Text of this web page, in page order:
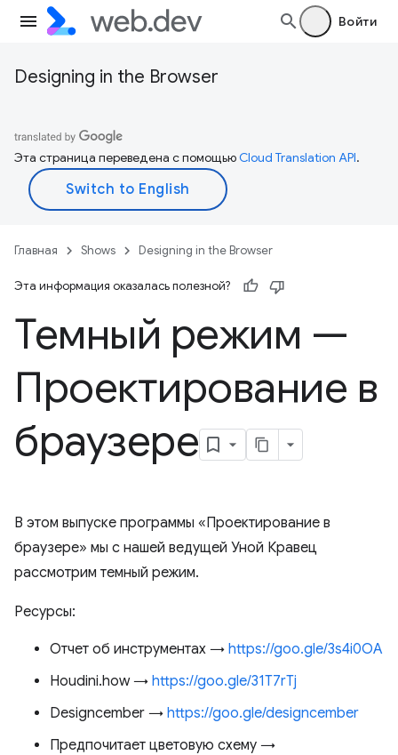
Войти
Designing in the Browser
Эта страница переведена с помощьюCloud Translation API.
Главная Shows Designing in the Browser
Эта информация оказалась полезной?
Темный режим —
Проектирование в
браузере
В этом выпуске программы «Проектирование в
браузере» мы с нашей ведущей Уной Кравец
рассмотрим темный режим.
Ресурсы:
Отчет об инструментах → https://goo.gle/3s4i0OA
Houdini.how → https://goo.gle/31T7rTj
Designcember → https://goo.gle/designcember
Предпочитает цветовую схему →